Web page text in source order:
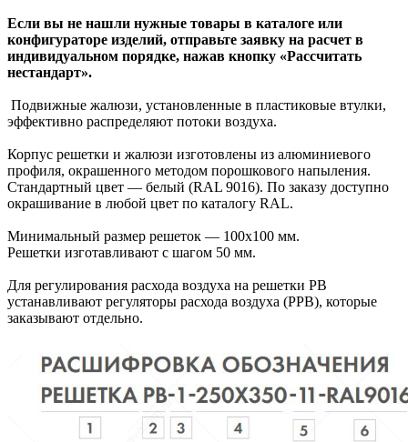
Если вы не нашли нужные товары в каталоге или
конфигураторе изделий, отправьте заявку на расчет в
индивидуальном порядке, нажав кнопку «Рассчитать
нестандарт».
Подвижные жалюзи, установленные в пластиковые втулки,
эффективно распределяют потоки воздуха.
Корпус решетки и жалюзи изготовлены из алюминиевого
профиля, окрашенного методом порошкового напыления.
Стандартный цвет — белый (RAL 9016). По заказу доступно
окрашивание в любой цвет по каталогу RAL.
Минимальный размер решеток — 100х100 мм.
Решетки изготавливают с шагом 50 мм.
Для регулирования расхода воздуха на решетки РВ
устанавливают регуляторы расхода воздуха (РРВ), которые
заказывают отдельно.